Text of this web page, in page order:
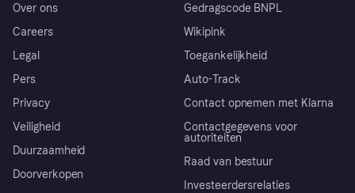
Over ons
Careers
Legal
Pers
Privacy
Veiligheid
Duurzaamheid
Doorverkopen
Gedragscode BNPL
Wikipink
Toegankelijkheid
Auto-Track
Contact opnemen met Klarna
Contactgegevens voor
autoriteiten
Raad van bestuur
Investeerdersrelaties